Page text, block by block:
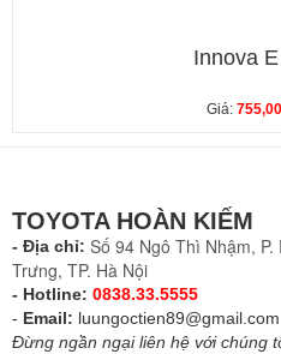
Innova
Giá:
TOYOTA HOÀN KIẾM
- Địa chỉ: Số 94 Ngô Thì Nhậm,
Trưng, TP. Hà Nội
- Hotline: 0838.33.5555
- Email: luungoctien89@gmail.com
Đừng ngần ngại liên hệ với chúng